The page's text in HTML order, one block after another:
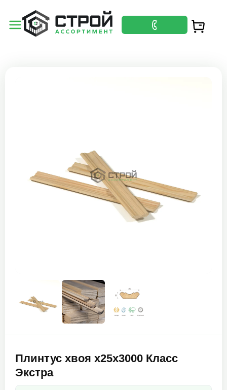
Плинтус хвоя х25х3000 Класс
Экстра